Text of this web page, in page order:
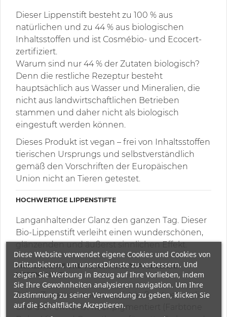
Dieser Lippenstift besteht zu 100 % aus
natürlichen und zu 44 % aus biologischen
Inhaltsstoffen und ist Cosmébio- und Ecocert-
zertifiziert.
Warum sind nur 44 % der Zutaten biologisch?
Denn die restliche Rezeptur besteht
hauptsächlich aus Wasser und Mineralien, die
nicht aus landwirtschaftlichen Betrieben
stammen und daher nicht als biologisch
eingestuft werden können.
Dieses Produkt ist vegan – frei von Inhaltsstoffen
tierischen Ursprungs und selbstverständlich
gemäß den Vorschriften der Europäischen
Union nicht an Tieren getestet.
HOCHWERTIGE LIPPENSTIFTE
Langanhaltender Glanz den ganzen Tag. Dieser
Bio-Lippenstift verleiht einen wunderschönen,
glänzenden und äußerst sinnlichen Effekt.
PIGMENTIERTE UND FEUCHTIGKEITSPFLEGENDE
LIPPENFARBE
Seine Zusammensetzung ist äußerst verträglich
und die Formel ist hochpigmentiert (Farbtöne
Diese Website verwendet eigene Cookies und Cookies von
Drittanbietern, um unsereDienste zu verbessern. Und
zeigen Sie Werbung in Bezug auf Ihre Vorlieben, indem
Sie Ihre Gewohnheiten analysieren navigation. Um Ihre
Zustimmung zu seiner Verwendung zu geben, klicken Sie
auf die Schaltfläche Akzeptieren.